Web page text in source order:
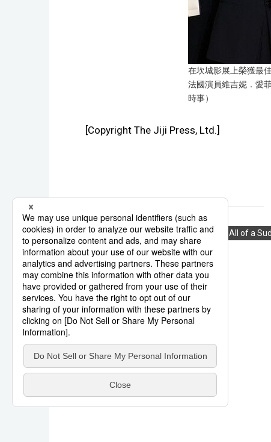
在坎城影展上榮獲最
法國演員維吉妮．愛
時事）
[Copyright The Jiji Press, Ltd.]
時事通信新聞 坎城影展 All of a
系列報導